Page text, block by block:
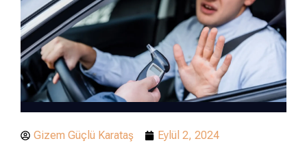
Gizem Güçlü Karataş Eylül 2, 2024